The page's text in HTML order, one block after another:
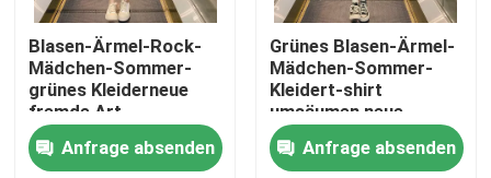
Qualitätskontrolle
Kontakt US
Mode Kinderkleidung
Blasen-Ärmel-Rock-
Mädchen-Sommer-
grünes Kleiderneue
fremde Art
Anfrage absenden
Grünes Blasen-Ärmel-
Mädchen-Sommer-
Kleidert-shirt
umsäumen neue
fremde Art
Anfrage absenden